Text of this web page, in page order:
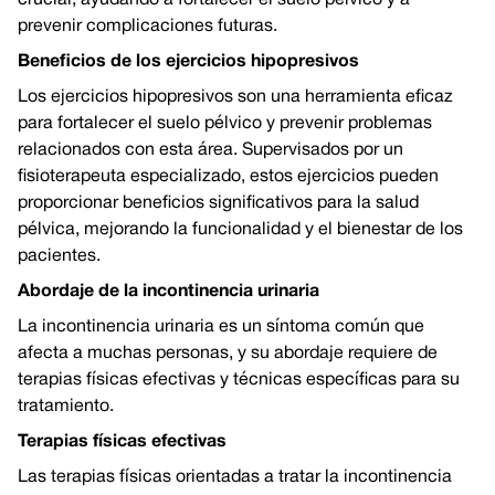
prevenir complicaciones futuras.
Beneficios de los ejercicios hipopresivos
Los ejercicios hipopresivos son una herramienta eficaz
para fortalecer el suelo pélvico y prevenir problemas
relacionados con esta área. Supervisados por un
fisioterapeuta especializado, estos ejercicios pueden
proporcionar beneficios significativos para la salud
pélvica, mejorando la funcionalidad y el bienestar de los
pacientes.
Abordaje de la incontinencia urinaria
La incontinencia urinaria es un síntoma común que
afecta a muchas personas, y su abordaje requiere de
terapias físicas efectivas y técnicas específicas para su
tratamiento.
Terapias físicas efectivas
Las terapias físicas orientadas a tratar la incontinencia